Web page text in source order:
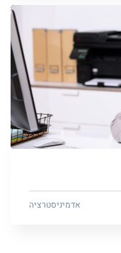
אדמיניסטרציה